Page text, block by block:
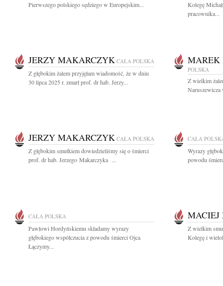
Pierwszego polskiego sędziego w Europejskim...
Kolegę
pracownika...
JERZY MAKARCZYK CAŁA POLSKA
Z głębokim żalem przyjęłam wiadomość, że w dniu
30 lipca 2025 r. zmarł prof. dr hab. Jerzy...
MAREK
POLSKA
Z wielkim
Naruszewicza
JERZY MAKARCZYK CAŁA POLSKA
Z głębokim smutkiem dowiedzieliśmy się o śmierci
prof. dr hab. Jerzego Makarczyka ...
CAŁA
Wyrazy
powodu
CAŁA POLSKA
Pawłowi Hordyńskiemu składamy wyrazy
głębokiego współczucia z powodu śmierci Ojca
Łączymy...
Z wielkim
Kolegę i